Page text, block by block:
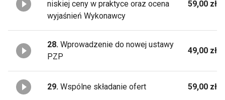
niskiej ceny w praktyce oraz ocena
wyjaśnień Wykonawcy
59,00 zł
28. Wprowadzenie do nowej ustawy
PZP
49,00 zł
29. Wspólne składanie ofert 59,00 zł